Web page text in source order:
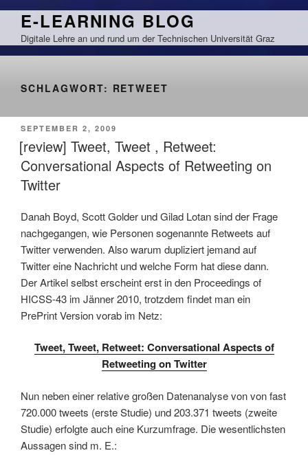
Zum
springen
E-LEARNING BLOG
Digitale Lehre an und rund um der Technischen Universität Graz
SCHLAGWORT: RETWEET
VERÖFFENTLICHT
AM
SEPTEMBER 2, 2009
[review] Tweet, Tweet , Retweet:
Conversational Aspects of Retweeting on
Twitter
Danah Boyd, Scott Golder und Gilad Lotan sind der Frage
nachgegangen, wie Personen sogenannte Retweets auf
Twitter verwenden. Also warum dupliziert jemand auf
Twitter eine Nachricht und welche Form hat diese dann.
Der Artikel selbst erscheint erst in den Proceedings of
HICSS-43 im Jänner 2010, trotzdem findet man ein
PrePrint Version vorab im Netz:
Tweet, Tweet, Retweet: Conversational Aspects of
Retweeting on Twitter
Nun neben einer relative großen Datenanalyse von von fast
720.000 tweets (erste Studie) und 203.371 tweets (zweite
Studie) erfolgte auch eine Kurzumfrage. Die wesentlichsten
Aussagen sind m. E.: